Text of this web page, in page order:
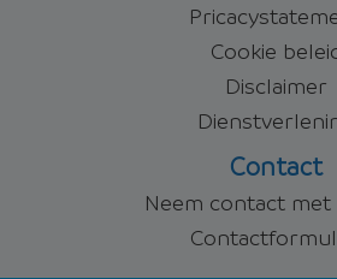
Cookie
Disclaimer
Contact
Neem contact